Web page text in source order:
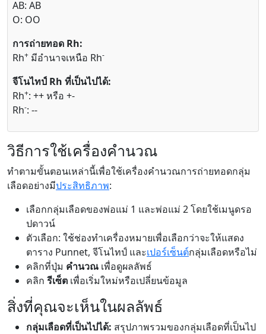
AB: AB
O: OO
การถ่ายทอด Rh:
Rh+ มีอำนาจเหนือ Rh-
จีโนไทป์ Rh ที่เป็นไปได้:
Rh+: ++ หรือ +-
Rh-: --
วิธีการใช้เครื่องคำนวณ
ทำตามขั้นตอนเหล่านี้เพื่อใช้เครื่องคำนวณการถ่ายทอดกลุ่ม
เลือดอย่างมีประสิทธิภาพ:
เลือกกลุ่มเลือดของพ่อแม่ 1 และพ่อแม่ 2 โดยใช้เมนูดรอ
ปดาวน์
ตัวเลือก: ใช้ช่องทำเครื่องหมายเพื่อเลือกว่าจะให้แสดง
ตาราง Punnet, จีโนไทป์ และเปอร์เซ็นต์กลุ่มเลือดหรือไม่
คลิกที่ปุ่ม คำนวณ เพื่อดูผลลัพธ์
คลิก รีเซ็ต เพื่อเริ่มใหม่หรือเปลี่ยนข้อมูล
สิ่งที่คุณจะเห็นในผลลัพธ์
กลุ่มเลือดที่เป็นไปได้: สรุปภาพรวมของกลุ่มเลือดที่เป็นไป